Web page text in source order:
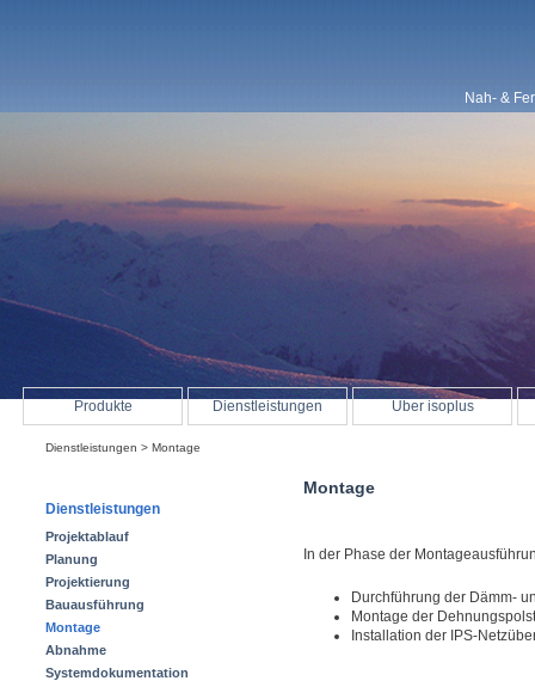
Dienstleistungen > Montage
Montage
In der Phase der
Durchführung der Dämm-
Montage der
Installation der IPS-
Produkte Dienstleistungen Über isoplus
Dienstleistungen
Projektablauf
Planung
Projektierung
Bauausführung
Montage
Abnahme
Systemdokumentation
Nah- &